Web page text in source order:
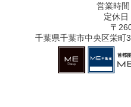
営業時
定休日
〒
千葉県千葉市中央区栄町